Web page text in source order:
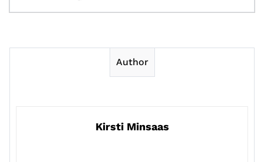
Author
Kirsti Minsaas